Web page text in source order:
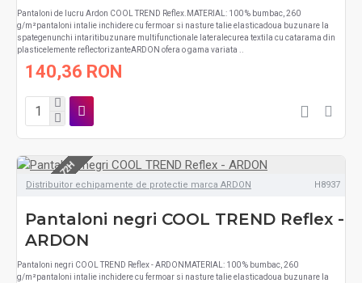
Pantaloni de lucru Ardon COOL TREND Reflex.MATERIAL: 100 % bumbac, 260
g/m²pantaloni intalie inchidere cu fermoar si nasture talie elasticadoua buzunare la
spategenunchi intaritibuzunare multifunctionale lateralecurea textila cu catarama din
plasticelemente reflectorizanteARDON ofera o gama variata ..
140,36 RON
LIVRARE 48-72H
Distribuitor echipamente de protectie marca ARDON H8937
Pantaloni negri COOL TREND Reflex -
ARDON
Pantaloni negri COOL TREND Reflex - ARDONMATERIAL: 100 % bumbac, 260
g/m²pantaloni intalie inchidere cu fermoar si nasture talie elasticadoua buzunare la